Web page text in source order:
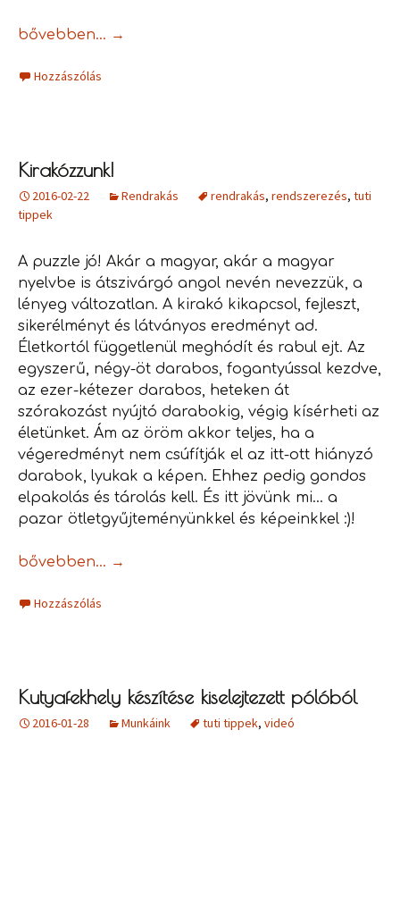
Pénzes praktikák
bővebben… →
Hozzászólás
Kirakózzunk!
2016-02-22 Rendrakás rendrakás, rendszerezés, tuti
tippek
A puzzle jó! Akár a magyar, akár a magyar
nyelvbe is átszivárgó angol nevén nevezzük, a
lényeg változatlan. A kirakó kikapcsol, fejleszt,
sikerélményt és látványos eredményt ad.
Életkortól függetlenül meghódít és rabul ejt. Az
egyszerű, négy-öt darabos, fogantyússal kezdve,
az ezer-kétezer darabos, heteken át
szórakozást nyújtó darabokig, végig kísérheti az
életünket. Ám az öröm akkor teljes, ha a
végeredményt nem csúfítják el az itt-ott hiányzó
darabok, lyukak a képen. Ehhez pedig gondos
elpakolás és tárolás kell. És itt jövünk mi… a
pazar ötletgyűjteményünkkel és képeinkkel :)!
Kirakózzunk!
bővebben… →
Hozzászólás
Kutyafekhely készítése kiselejtezett pólóból
2016-01-28 Munkáink tuti tippek, videó